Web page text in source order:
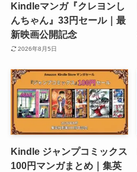
Kindleマンガ『クレヨンし
んちゃん』33円セール｜最
新映画公開記念
2026年8月5日
Kindle ジャンプコミックス
100円マンガまとめ｜集英